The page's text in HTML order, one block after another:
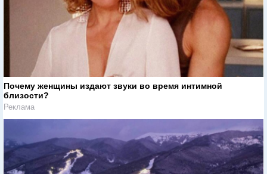
Почему женщины издают звуки во время интимной
близости?
Реклама